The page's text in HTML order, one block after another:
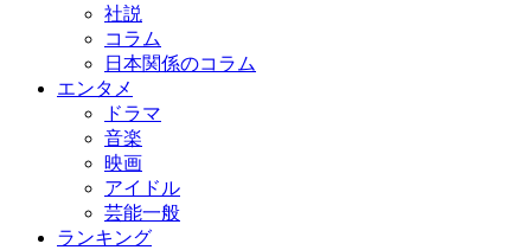
社説
コラム
日本関係のコラム
エンタメ
ドラマ
音楽
映画
アイドル
芸能一般
ランキング